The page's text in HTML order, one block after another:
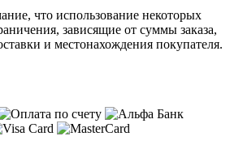
что использование некоторых
зависящие от суммы заказа,
и местонахождения покупателя.